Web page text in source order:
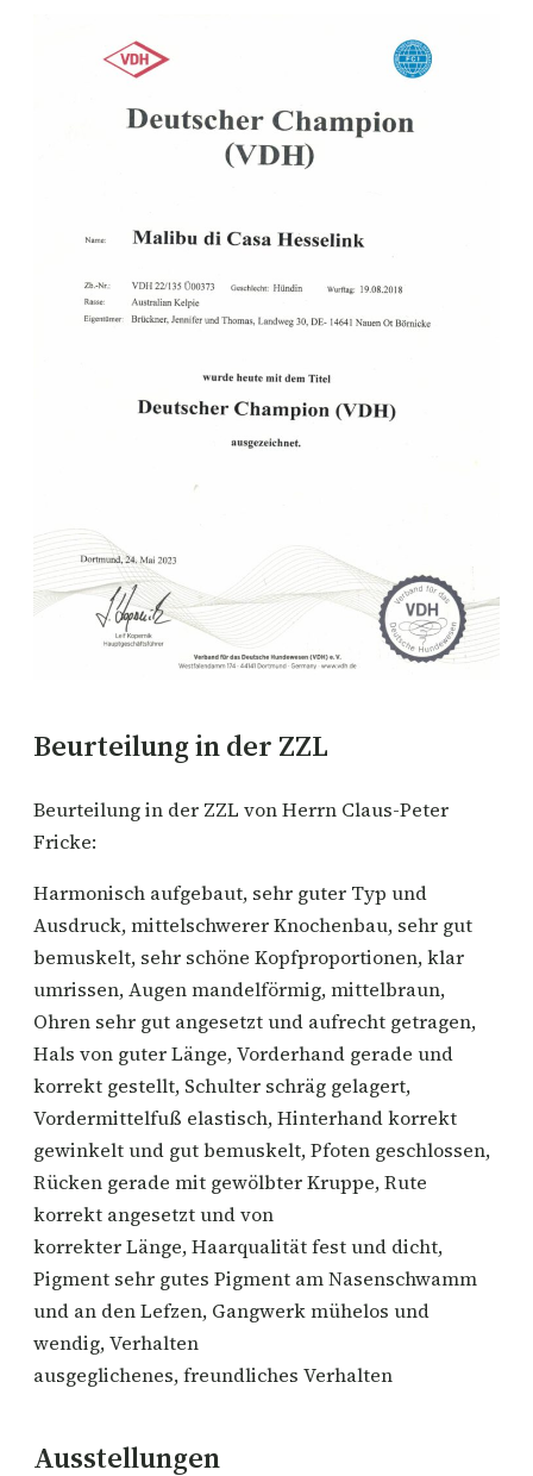
Beurteilung in der ZZL
Beurteilung in der ZZL von Herrn Claus-Peter
Fricke:
Harmonisch aufgebaut, sehr guter Typ und
Ausdruck, mittelschwerer Knochenbau, sehr gut
bemuskelt, sehr schöne Kopfproportionen, klar
umrissen, Augen mandelförmig, mittelbraun,
Ohren sehr gut angesetzt und aufrecht getragen,
Hals von guter Länge, Vorderhand gerade und
korrekt gestellt, Schulter schräg gelagert,
Vordermittelfuß elastisch, Hinterhand korrekt
gewinkelt und gut bemuskelt, Pfoten geschlossen,
Rücken gerade mit gewölbter Kruppe, Rute
korrekt angesetzt und von
korrekter Länge, Haarqualität fest und dicht,
Pigment sehr gutes Pigment am Nasenschwamm
und an den Lefzen, Gangwerk mühelos und
wendig, Verhalten
ausgeglichenes, freundliches Verhalten
Ausstellungen